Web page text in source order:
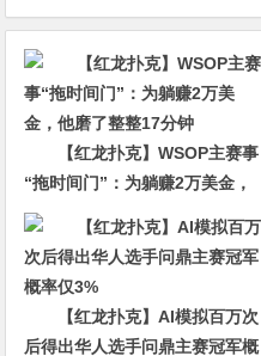
【红龙扑克】WSOP主赛事
“拖时间门”：为躺赚2万美金，
他磨了整整17分钟
【红龙扑克】AI模拟百万次
后得出华人选手问鼎主赛冠军概